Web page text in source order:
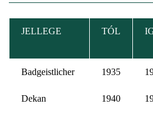
JELLEGE TÓL
Badgeistlicher 1935
Dekan 1940